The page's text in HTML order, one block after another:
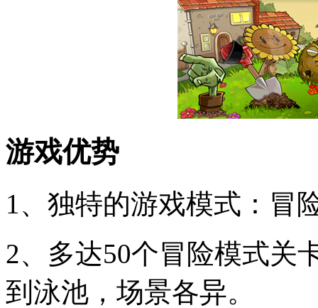
游戏优势
1、独特的游戏模式：冒
2、多达50个冒险模式关
到泳池，场景各异。